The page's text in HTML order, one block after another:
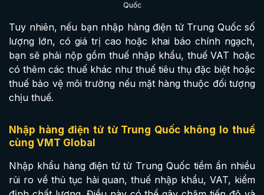
Quốc
Tuy nhiên, nếu bạn nhập hàng điện tử Trung Quốc số
lượng lớn, có giá trị cao hoặc khai báo chính ngạch,
bạn sẽ phải nộp gồm thuế nhập khẩu, thuế VAT hoặc
có thêm các thuế khác như thuế tiêu thụ đặc biệt hoặc
thuế bảo vệ môi trường nếu mặt hàng thuộc đối tượng
chịu thuế.
Nhập hàng điện tử từ Trung Quốc không lo thuế
cùng VMT Global
Nhập khẩu hàng điện tử từ Trung Quốc tiềm ẩn nhiều
rủi ro về thủ tục hải quan, thuế nhập khẩu, VAT, kiểm